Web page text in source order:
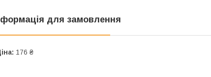
для замовлення
176 ₴